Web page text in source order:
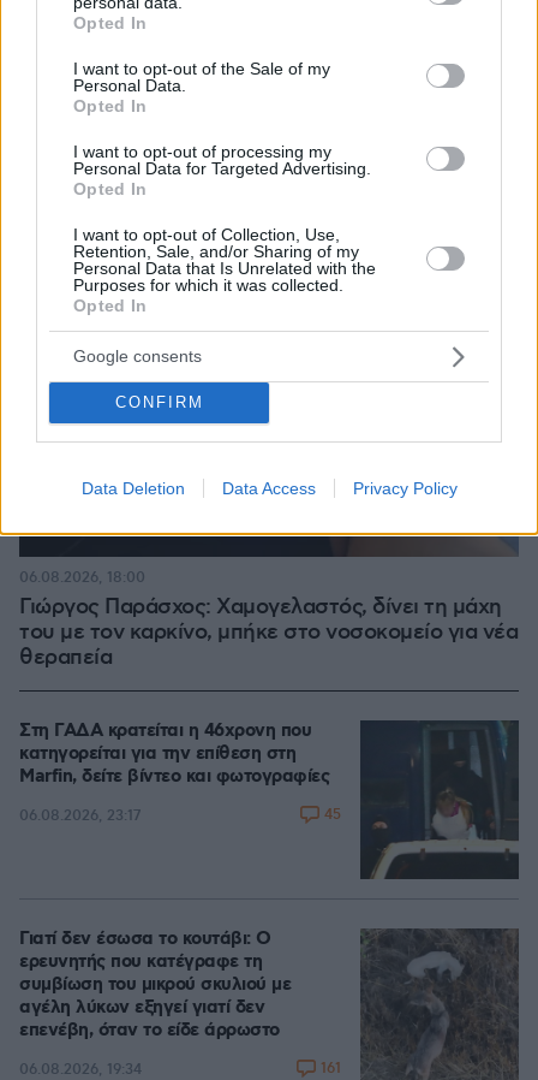
grant or deny consent to Google and its third-party tags to
use your data for below specified purposes in below Google
consent section.
Opted In
I want to opt-out of the Sale of my
Personal Data.
Opted In
I want to opt-out of processing my
Personal Data for Targeted Advertising.
Opted In
I want to opt-out of Collection, Use,
Retention, Sale, and/or Sharing of my
Personal Data that Is Unrelated with the
Purposes for which it was collected.
Opted In
Google consents
CONFIRM
Data Deletion Data Access Privacy Policy
Γιώργος Παράσχος: Χαμογελαστός, δίνει τη μάχη
του με τον καρκίνο, μπήκε στο νοσοκομείο για νέα
θεραπεία
06.08.2026, 18:00
Στη ΓΑΔΑ κρατείται η 46χρονη που
κατηγορείται για την επίθεση στη
Marfin, δείτε βίντεο και φωτογραφίες
06.08.2026, 23:17 45
Γιατί δεν έσωσα το κουτάβι: Ο
ερευνητής που κατέγραφε τη
συμβίωση του μικρού σκυλιού με
αγέλη λύκων εξηγεί γιατί δεν
επενέβη, όταν το είδε άρρωστο
06.08.2026, 19:34 161